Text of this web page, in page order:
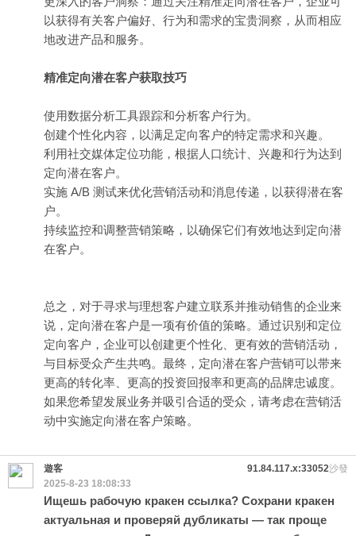
以获得有关客户偏好、行为和需求的宝贵洞察，从而相应
地改进产品和服务。
精准定向潜在客户获取技巧
使用数据分析工具跟踪和分析客户行为。
创建个性化内容，以满足定向客户的特定需求和兴趣。
利用社交媒体定位功能，根据人口统计、兴趣和行为达到
定向潜在客户。
实施 A/B 测试来优化营销活动和消息传递，以获得潜在客
户。
持续监控和调整营销策略，以确保它们有效地达到定向潜
在客户。
总之，对于寻求与理想客户建立联系并推动销售的企业来
说，定向潜在客户是一项有价值的策略。通过识别和定位
定向客户，企业可以创建更个性化、更有效的营销活动，
与目标受众产生共鸣。最终，定向潜在客户营销可以带来
更高的转化率、更高的投资回报率和更高的品牌忠诚度。
如果您希望发展业务并吸引合适的受众，请考虑在营销活
动中实施定向潜在客户策略。
沙發
遊客
91.84.117.x:33052
2025-8-23 18:08:33
Ищешь рабочую кракен ссылка? Сохрани кракен
актуальная и проверяй дубликаты — так проще